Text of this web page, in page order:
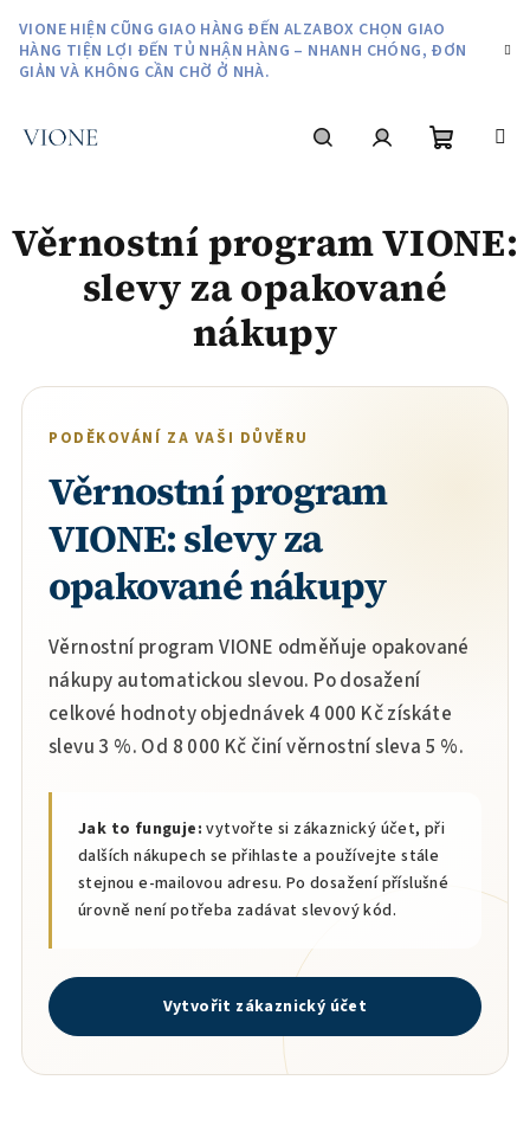
qua
phần
nội
VIONE HIỆN CŨNG GIAO HÀNG ĐẾN ALZABOX CHỌN GIAO
HÀNG TIỆN LỢI ĐẾN TỦ NHẬN HÀNG – NHANH CHÓNG, ĐƠN
GIẢN VÀ KHÔNG CẦN CHỜ Ở NHÀ.
kiếm nhập hàng
Věrnostní program VIONE:
slevy za opakované
nákupy
PODĚKOVÁNÍ ZA VAŠI DŮVĚRU
Věrnostní program
VIONE: slevy za
opakované nákupy
Věrnostní program VIONE odměňuje opakované
nákupy automatickou slevou. Po dosažení
celkové hodnoty objednávek 4 000 Kč získáte
slevu 3 %. Od 8 000 Kč činí věrnostní sleva 5 %.
Jak to funguje: vytvořte si zákaznický účet, při
dalších nákupech se přihlaste a používejte stále
stejnou e-mailovou adresu. Po dosažení příslušné
úrovně není potřeba zadávat slevový kód.
Vytvořit zákaznický účet